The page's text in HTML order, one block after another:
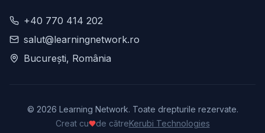
+40 770 414 202
salut@learningnetwork.ro
București, România
© 2026 Learning Network. Toate drepturile rezervate.
Creat cu
de cătreKerubi Technologies